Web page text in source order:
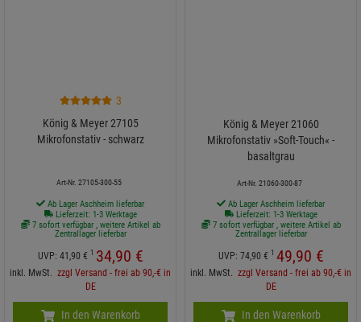
3
König & Meyer 27105
Mikrofonstativ - schwarz
Art-Nr. 27105-300-55
Ab Lager Aschheim lieferbar
Lieferzeit: 1-3 Werktage
7 sofort verfügbar , weitere Artikel ab
Zentrallager lieferbar
UVP: 41,90 € 1 34,90 €
inkl. MwSt. zzgl Versand - frei ab 90,-€ in
DE
In den Warenkorb
König & Meyer 21060
Mikrofonstativ »Soft-Touch« -
basaltgrau
Art-Nr. 21060-300-87
Ab Lager Aschheim lieferbar
Lieferzeit: 1-3 Werktage
7 sofort verfügbar , weitere Artikel ab
Zentrallager lieferbar
UVP: 74,90 € 1 49,90 €
inkl. MwSt. zzgl Versand - frei ab 90,-€ in
DE
In den Warenkorb